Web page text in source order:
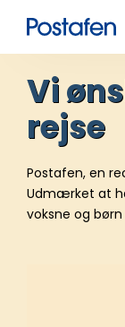
Vi
rejse
Postafen, en
Udmærket at
voksne og børn